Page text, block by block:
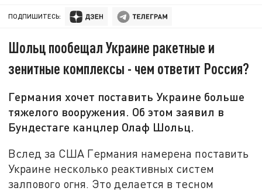
ПОДПИШИТЕСЬ:
Шольц пообещал Украине ракетные и
зенитные комплексы - чем ответит Россия?
Германия хочет поставить Украине больше
тяжелого вооружения. Об этом заявил в
Бундестаге канцлер Олаф Шольц.
Вслед за США Германия намерена поставить
Украине несколько реактивных систем
залпового огня. Это делается в тесном